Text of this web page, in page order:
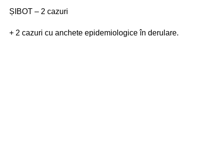
ȘIBOT – 2 cazuri
+ 2 cazuri cu anchete epidemiologice în derulare.